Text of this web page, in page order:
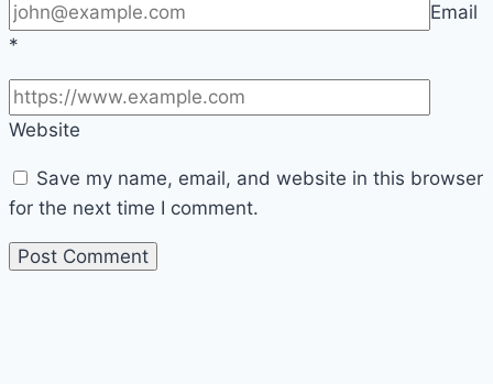
Email
*
Website
Save my name, email, and website in this browser
for the next time I comment.